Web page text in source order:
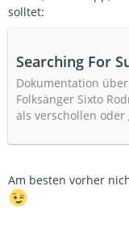
solltet:
Searching For
Dokumentation
Folksänger Sixto
als verschollen
Am besten vorher